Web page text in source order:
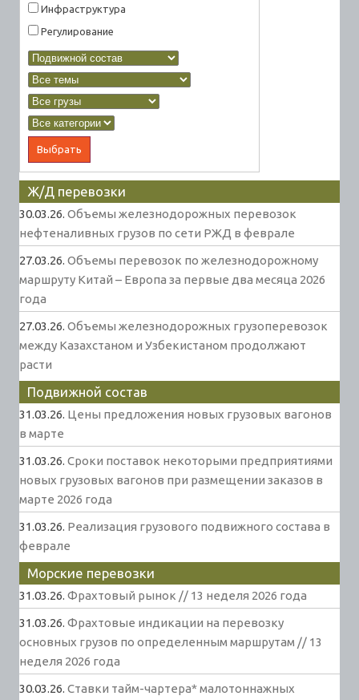
Инфраструктура
Регулирование
Ж/Д перевозки
30.03.26. Объемы железнодорожных перевозок
нефтеналивных грузов по сети РЖД в феврале
27.03.26. Объемы перевозок по железнодорожному
маршруту Китай – Европа за первые два месяца 2026
года
27.03.26. Объемы железнодорожных грузоперевозок
между Казахстаном и Узбекистаном продолжают
расти
Подвижной состав
31.03.26. Цены предложения новых грузовых вагонов
в марте
31.03.26. Сроки поставок некоторыми предприятиями
новых грузовых вагонов при размещении заказов в
марте 2026 года
31.03.26. Реализация грузового подвижного состава в
феврале
Морские перевозки
31.03.26. Фрахтовый рынок // 13 неделя 2026 года
31.03.26. Фрахтовые индикации на перевозку
основных грузов по определенным маршрутам // 13
неделя 2026 года
30.03.26. Ставки тайм-чартера* малотоннажных